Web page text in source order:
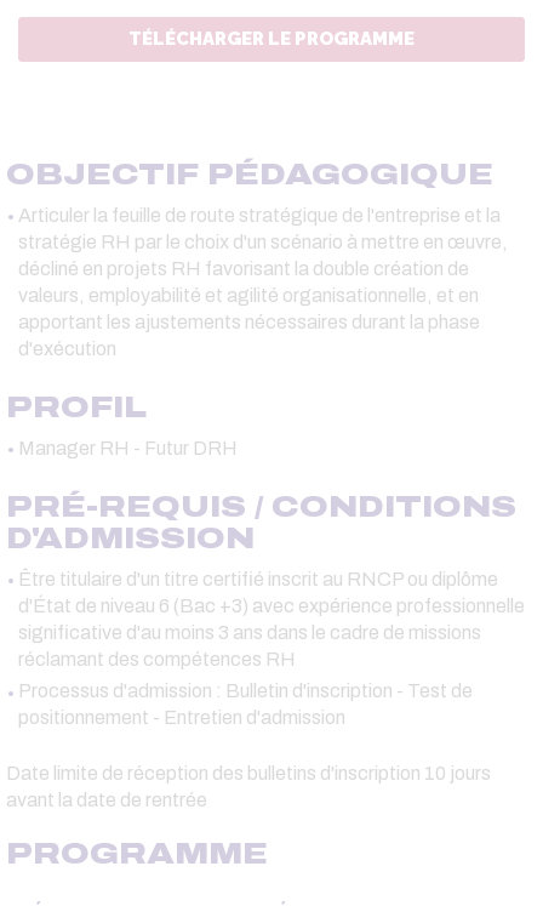
TÉLÉCHARGER LE PROGRAMME
OBJECTIF PÉDAGOGIQUE
Articuler la feuille de route stratégique de l'entreprise et la
stratégie RH par le choix d'un scénario à mettre en œuvre,
décliné en projets RH favorisant la double création de
valeurs, employabilité et agilité organisationnelle, et en
apportant les ajustements nécessaires durant la phase
d'exécution
PROFIL
Manager RH - Futur DRH
PRÉ-REQUIS / CONDITIONS
D'ADMISSION
Être titulaire d'un titre certifié inscrit au RNCP ou diplôme
d'État de niveau 6 (Bac +3) avec expérience professionnelle
significative d'au moins 3 ans dans le cadre de missions
réclamant des compétences RH
Processus d'admission : Bulletin d'inscription - Test de
positionnement - Entretien d'admission
Date limite de réception des bulletins d'inscription 10 jours
avant la date de rentrée
PROGRAMME